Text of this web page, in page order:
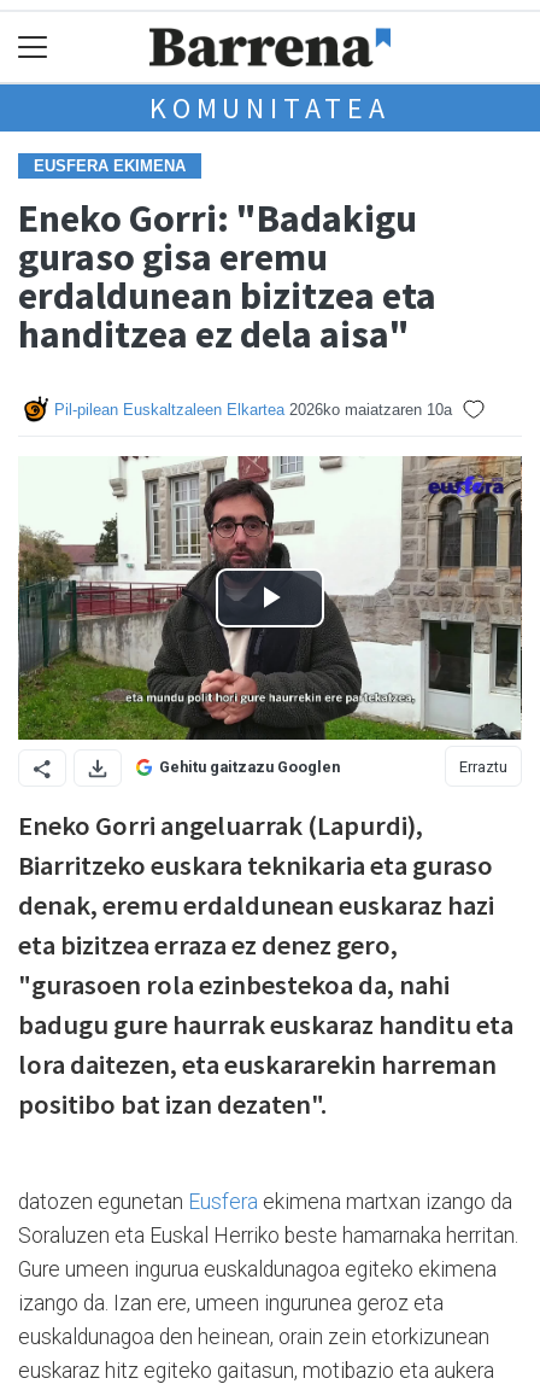
KOMUNITATEA
EUSFERA EKIMENA
Eneko Gorri: "Badakigu
guraso gisa eremu
erdaldunean bizitzea eta
handitzea ez dela aisa"
Pil-pilean Euskaltzaleen Elkartea 2026ko maiatzaren 10a
Gehitu gaitzazu Googlen Erraztu
Eneko Gorri angeluarrak (Lapurdi),
Biarritzeko euskara teknikaria eta guraso
denak, eremu erdaldunean euskaraz hazi
eta bizitzea erraza ez denez gero,
"gurasoen rola ezinbestekoa da, nahi
badugu gure haurrak euskaraz handitu eta
lora daitezen, eta euskararekin harreman
positibo bat izan dezaten".
datozen egunetan Eusfera ekimena martxan izango da
Soraluzen eta Euskal Herriko beste hamarnaka herritan.
Gure umeen ingurua euskaldunagoa egiteko ekimena
izango da. Izan ere, umeen ingurunea geroz eta
euskaldunagoa den heinean, orain zein etorkizunean
euskaraz hitz egiteko gaitasun, motibazio eta aukera